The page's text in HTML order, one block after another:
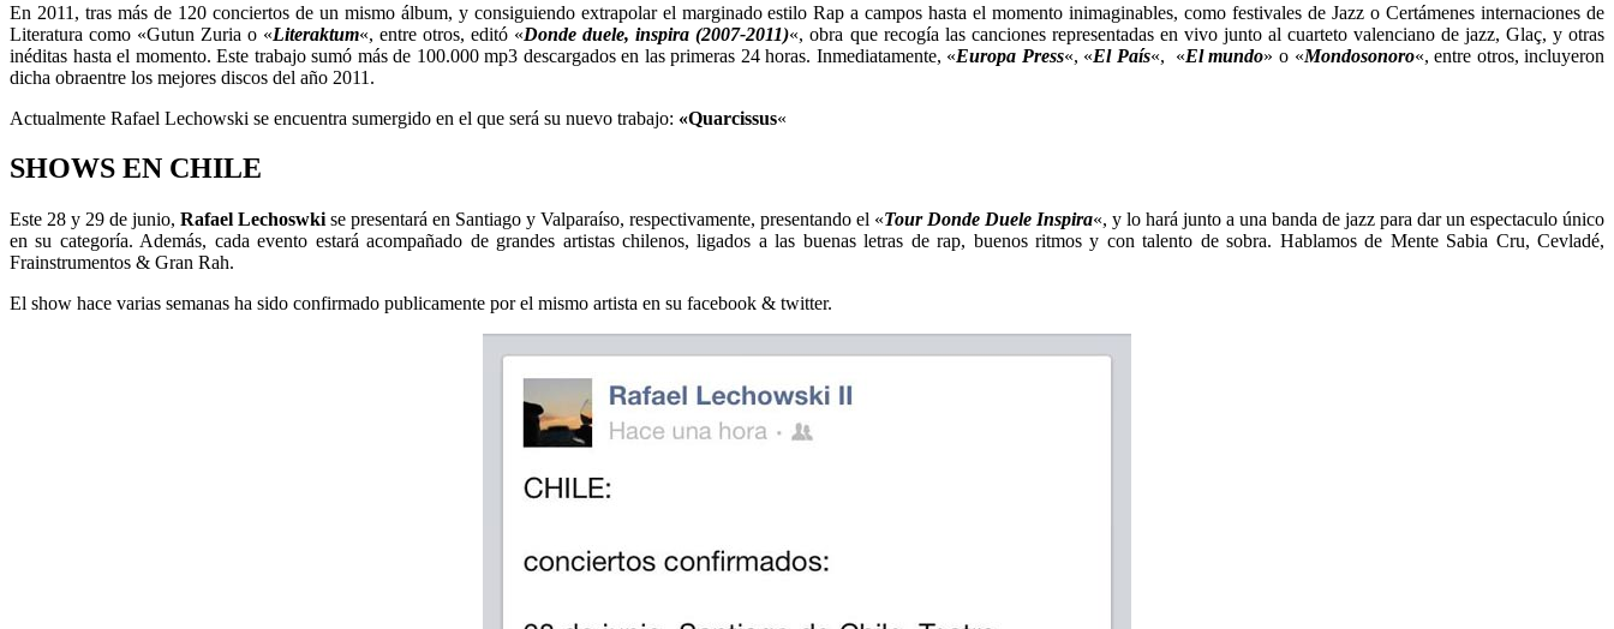
En 2011, tras más de 120 conciertos de un mismo álbum, y consiguiendo extrapolar el marginado estilo Rap a campos hasta el momento inimaginables, como festivales de Jazz o Certámenes internaciones de
Literatura como «Gutun Zuria o «Literaktum«, entre otros, editó «Donde duele, inspira (2007-2011)«, obra que recogía las canciones representadas en vivo junto al cuarteto valenciano de jazz, Glaç, y otras
inéditas hasta el momento. Este trabajo sumó más de 100.000 mp3 descargados en las primeras 24 horas. Inmediatamente, «Europa Press«, «El País«, «El mundo» o «Mondosonoro«, entre otros, incluyeron
dicha obraentre los mejores discos del año 2011.
Actualmente Rafael Lechowski se encuentra sumergido en el que será su nuevo trabajo: «Quarcissus«
SHOWS EN CHILE
Este 28 y 29 de junio, Rafael Lechoswki se presentará en Santiago y Valparaíso, respectivamente, presentando el «Tour Donde Duele Inspira«, y lo hará junto a una banda de jazz para dar un espectaculo único
en su categoría. Además, cada evento estará acompañado de grandes artistas chilenos, ligados a las buenas letras de rap, buenos ritmos y con talento de sobra. Hablamos de Mente Sabia Cru, Cevladé,
Frainstrumentos & Gran Rah.
El show hace varias semanas ha sido confirmado publicamente por el mismo artista en su facebook & twitter.